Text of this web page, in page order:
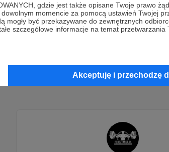
gdzie jest także opisane Twoje prawo
momencie za pomocą ustawień Twojej
być przekazywane do zewnętrznych
szczegółowe informacje na temat przetwarzania
Akceptuję i przechodzę
Patronem